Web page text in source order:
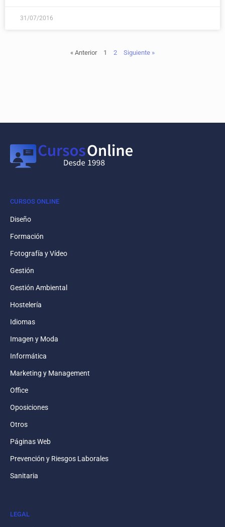
31/07/2016
« Anterior 1 2 Siguiente »
CURSOS ONLINE
Diseño
Formación
Fotografía y Vídeo
Gestión
Gestión Ambiental
Hostelería
Idiomas
Imagen y Moda
Informática
Marketing y Management
Office
Oposiciones
Otros
Páginas Web
Prevención y Riesgos Laborales
Sanitaria
LEGAL